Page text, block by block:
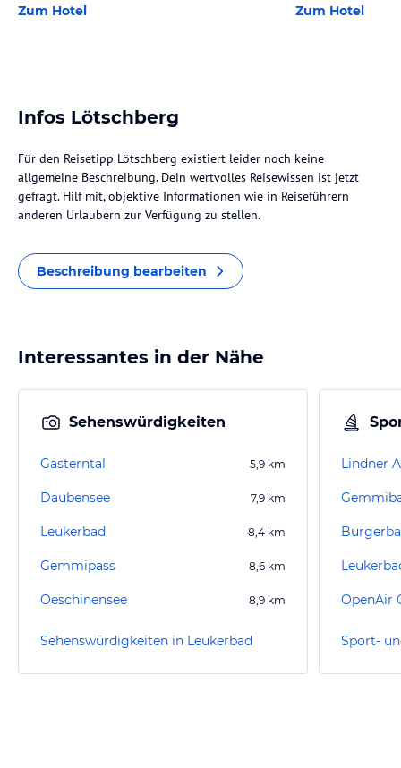
Zum Hotel Zum Hotel
Infos Lötschberg
Für den Reisetipp Lötschberg existiert leider noch keine
allgemeine Beschreibung. Dein wertvolles Reisewissen ist jetzt
gefragt. Hilf mit, objektive Informationen wie in Reiseführern
anderen Urlaubern zur Verfügung zu stellen.
Beschreibung bearbeiten
Interessantes in der Nähe
Sehenswürdigkeiten
Gasterntal 5,9 km
Daubensee 7,9 km
Leukerbad 8,4 km
Gemmipass 8,6 km
Oeschinensee 8,9 km
Sehenswürdigkeiten in Leukerbad
Lindner
OpenAir